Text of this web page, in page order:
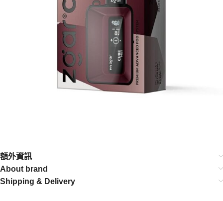
額外資訊
About brand
Shipping & Delivery